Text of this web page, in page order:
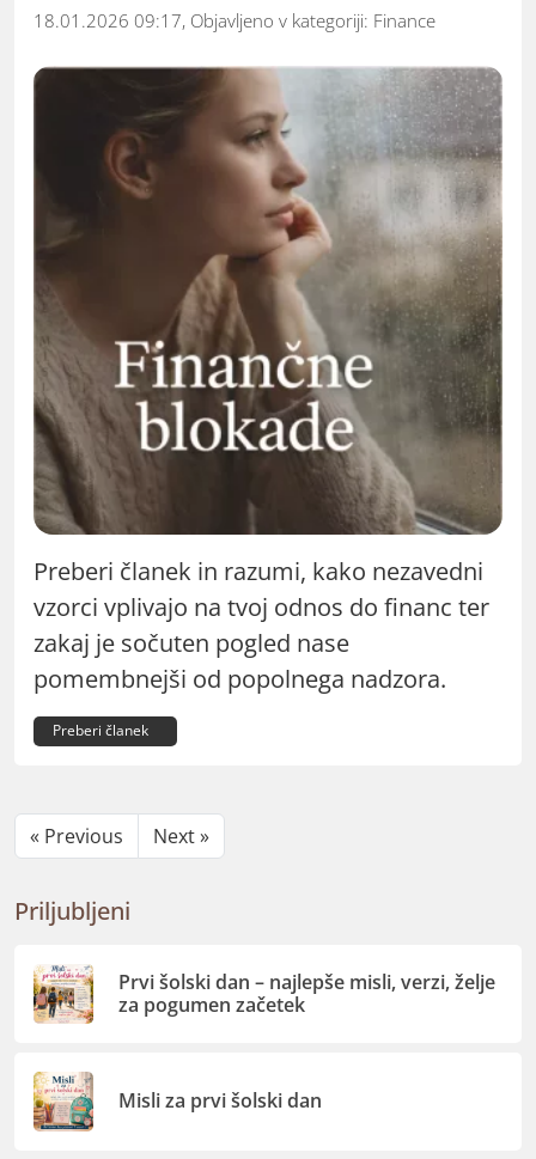
18.01.2026 09:17, Objavljeno v kategoriji: Finance
Preberi članek in razumi, kako nezavedni
vzorci vplivajo na tvoj odnos do financ ter
zakaj je sočuten pogled nase
pomembnejši od popolnega nadzora.
Preberi članek
« Previous Next »
Priljubljeni
Prvi šolski dan – najlepše misli, verzi, želje
za pogumen začetek
Misli za prvi šolski dan